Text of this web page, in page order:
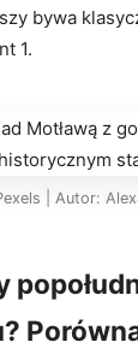
bywa
1.
| Autor: